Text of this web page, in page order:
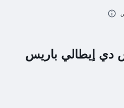
دي إيطالي باريس